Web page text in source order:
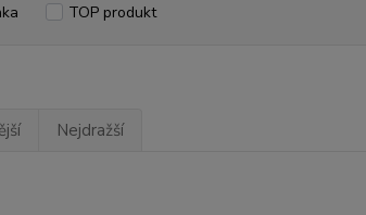
TOP produkt
Nejdražší